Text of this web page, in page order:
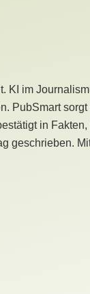
KI im
PubSmart
in
geschrieben.